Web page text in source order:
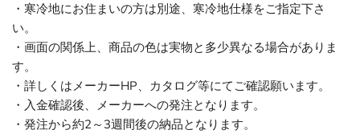
・寒冷地にお住まいの方は別途、寒冷地仕様をご指定下さ
い。
・画面の関係上、商品の色は実物と多少異なる場合がありま
す。
・詳しくはメーカーHP、カタログ等にてご確認願います。
・入金確認後、メーカーへの発注となります。
・発注から約2～3週間後の納品となります。